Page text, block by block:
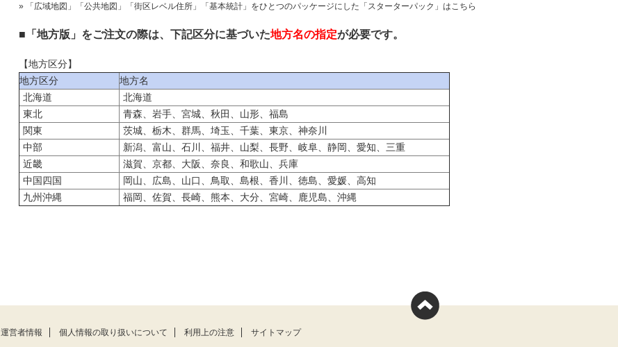
» 「広域地図」「公共地図」「街区レベル住所」「基本統計」をひとつのパッケージにした「スターターパック」はこちら
■「地方版」をご注文の際は、下記区分に基づいた地方名の指定が必要です。
【地方区分】
地方区分
地方名
北海道
北海道
東北
青森、岩手、宮城、秋田、山形、福島
関東
茨城、栃木、群馬、埼玉、千葉、東京、神奈川
中部
新潟、富山、石川、福井、山梨、長野、岐阜、静岡、愛知、三重
近畿
滋賀、京都、大阪、奈良、和歌山、兵庫
中国四国
岡山、広島、山口、鳥取、島根、香川、徳島、愛媛、高知
九州沖縄
福岡、佐賀、長崎、熊本、大分、宮崎、鹿児島、沖縄
運営者情報 個人情報の取り扱いについて 利用上の注意 サイトマップ